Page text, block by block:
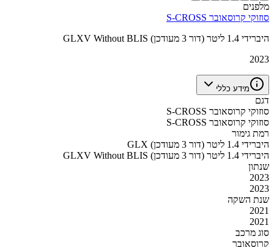
מלפנים
סוזוקי קרוסאובר S-CROSS
GLXV Without BLIS היברידי 1.4 ליטר (דור 3 מעודכן)
2023
מידע כללי
דגם
סוזוקי קרוסאובר S-CROSS
סוזוקי קרוסאובר S-CROSS
רמת גימור
GLX היברידי 1.4 ליטר (דור 3 מעודכן)
GLXV Without BLIS היברידי 1.4 ליטר (דור 3 מעודכן)
שנתון
2023
2023
שנת השקה
2021
2021
סוג מרכב
קרוסאובר